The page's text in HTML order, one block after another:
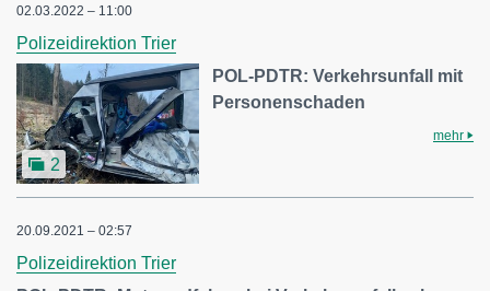
02.03.2022 – 11:00
Polizeidirektion Trier
2
POL-PDTR: Verkehrsunfall mit
Personenschaden
mehr
20.09.2021 – 02:57
Polizeidirektion Trier